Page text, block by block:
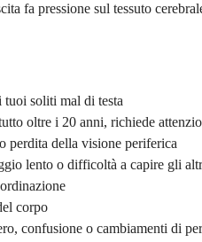
fa pressione sul tessuto
tuoi soliti mal di testa
oltre i 20 anni, richiede
perdita della visione periferica
lento o difficoltà a capire gli
corpo
confusione o cambiamenti di